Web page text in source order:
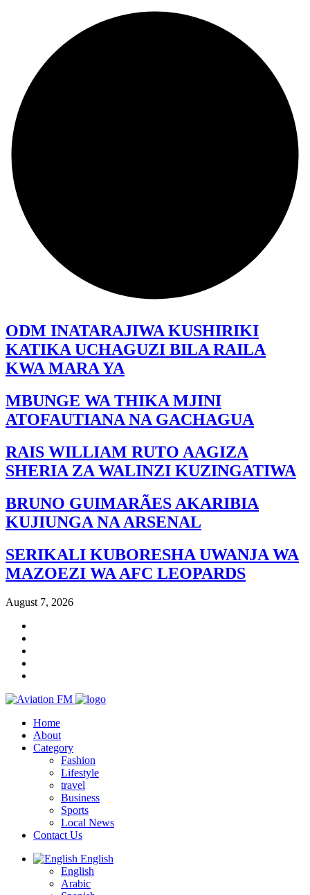
ODM INATARAJIWA KUSHIRIKI
KATIKA UCHAGUZI BILA RAILA
KWA MARA YA
MBUNGE WA THIKA MJINI
ATOFAUTIANA NA GACHAGUA
RAIS WILLIAM RUTO AAGIZA
SHERIA ZA WALINZI KUZINGATIWA
BRUNO GUIMARÃES AKARIBIA
KUJIUNGA NA ARSENAL
SERIKALI KUBORESHA UWANJA WA
MAZOEZI WA AFC LEOPARDS
August 7, 2026
Home
About
Category
Fashion
Lifestyle
travel
Business
Sports
Local News
Contact Us
English
English
Arabic